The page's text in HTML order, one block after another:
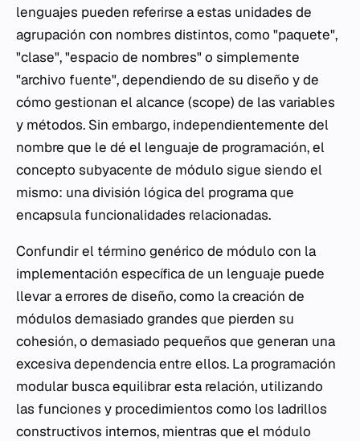
lenguajes pueden referirse a estas unidades de
agrupación con nombres distintos, como "paquete",
"clase", "espacio de nombres" o simplemente
"archivo fuente", dependiendo de su diseño y de
cómo gestionan el alcance (scope) de las variables
y métodos. Sin embargo, independientemente del
nombre que le dé el lenguaje de programación, el
concepto subyacente de módulo sigue siendo el
mismo: una división lógica del programa que
encapsula funcionalidades relacionadas.
Confundir el término genérico de módulo con la
implementación específica de un lenguaje puede
llevar a errores de diseño, como la creación de
módulos demasiado grandes que pierden su
cohesión, o demasiado pequeños que generan una
excesiva dependencia entre ellos. La programación
modular busca equilibrar esta relación, utilizando
las funciones y procedimientos como los ladrillos
constructivos internos, mientras que el módulo